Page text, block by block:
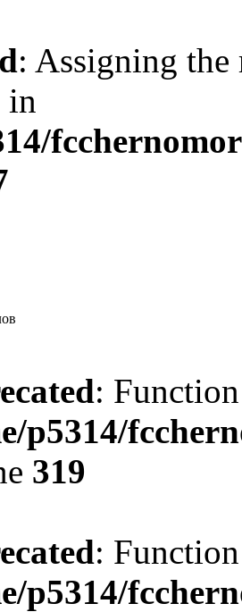
: Assigning the
in
:
p5314/
319
:
p5314/